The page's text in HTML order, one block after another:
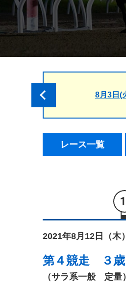
8月3日(
レース一覧
1
2021年8月12日（木）
第４競走 ３
（サラ系一般 定量）